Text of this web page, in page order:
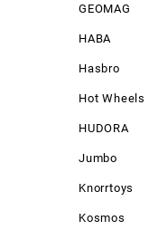
GEOMAG
HABA
Hasbro
Hot Wheels
HUDORA
Jumbo
Knorrtoys
Kosmos